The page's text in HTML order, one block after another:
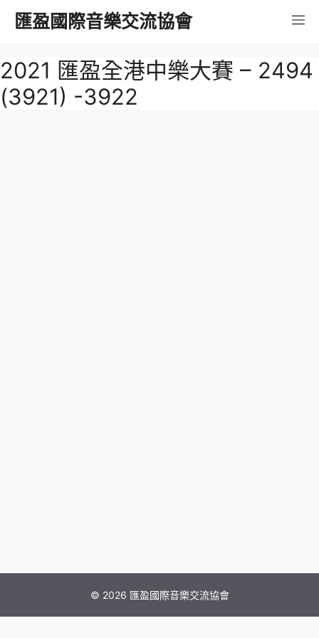
容
匯盈國際音樂交流協會 選
單
2021 匯盈全港中樂大賽 – 2494
(3921) -3922
© 2026 匯盈國際音樂交流協會